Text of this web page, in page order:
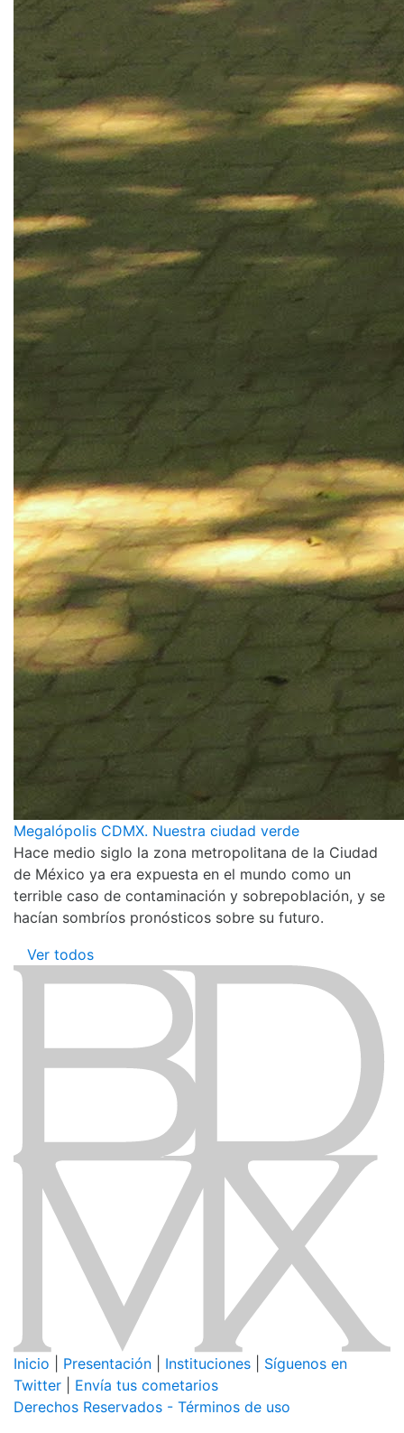
Megalópolis CDMX. Nuestra ciudad verde
Hace medio siglo la zona metropolitana de la Ciudad
de México ya era expuesta en el mundo como un
terrible caso de contaminación y sobrepoblación, y se
hacían sombríos pronósticos sobre su futuro.
Ver todos
Inicio Presentación Instituciones
Síguenos en
Twitter
Envía tus cometarios
Derechos Reservados - Términos de uso